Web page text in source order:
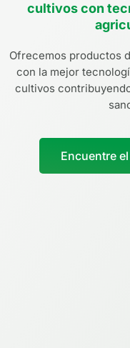
cultivos con
Ofrecemos productos
con la mejor
cultivos
Encuentre